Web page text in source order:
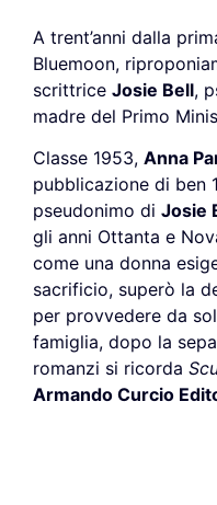
A trent’anni dalla
Bluemoon,
scrittrice Josie Bell,
madre del Primo
Classe 1953, Anna
pubblicazione di ben
pseudonimo di Josie
gli anni Ottanta e
come una donna
sacrificio, superò la
per provvedere da
famiglia, dopo la
romanzi si ricorda
Armando Curcio